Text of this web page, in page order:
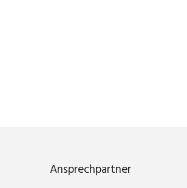
Ansprechpartner